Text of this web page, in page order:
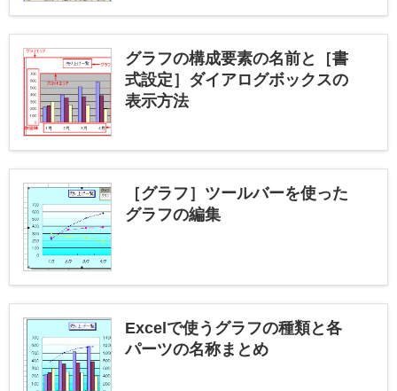
グラフの構成要素の名前と［書
式設定］ダイアログボックスの
表示方法
［グラフ］ツールバーを使った
グラフの編集
Excelで使うグラフの種類と各
パーツの名称まとめ